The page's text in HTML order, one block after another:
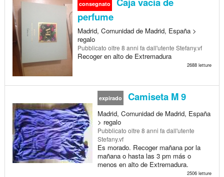
consegnato
perfume
Madrid, Comunidad de Madrid, España >
regalo
Pubblicato oltre 8 anni fa dall'utente Stefany.vf
Recoger en alto de Extremadura
2688 letture
expirado Camiseta M 9
Madrid, Comunidad de Madrid, España
> regalo
Pubblicato oltre 8 anni fa dall'utente
Stefany.vf
Es morado. Recoger mañana por la
mañana o hasta las 3 pm más o
menos en alto de Extremadura.
2506 letture